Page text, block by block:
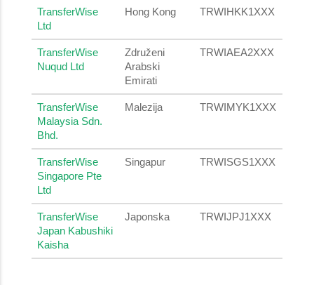
TransferWise
Ltd
Hong Kong TRWIHKK1XXX
TransferWise
Nuqud Ltd
Združeni
Arabski
Emirati
TRWIAEA2XXX
TransferWise
Malaysia Sdn.
Bhd.
Malezija TRWIMYK1XXX
TransferWise
Singapore Pte
Ltd
Singapur TRWISGS1XXX
TransferWise
Japan Kabushiki
Kaisha
Japonska TRWIJPJ1XXX